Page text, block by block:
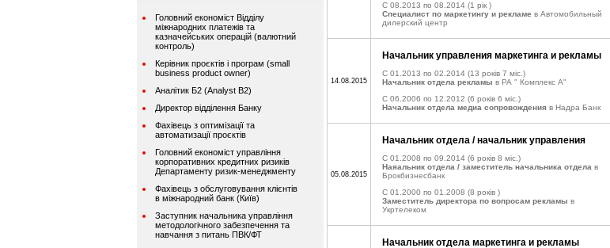
Головний економіст Відділу
міжнародних платежів та
казначейських операцій (валютний
контроль)
Керівник проєктів і програм (small
business product owner)
Аналітик Б2 (Analyst B2)
Директор відділення Банку
Фахівець з оптимізації та
автоматизації проєктів
Головний економіст управління
корпоративних кредитних ризиків
Департаменту ризик-менеджменту
Фахівець з обслуговування клієнтів
в міжнародний банк (Київ)
Заступник начальника управління
методологічного забезпечення та
навчання з питань ПВК/ФТ
C 08.2013 по 08.2014 (1 рік )
Специалист по маркетингу и рекламе в Автомобильный
дилерский центр
14.08.2015
Начальник управления маркетинга и рекламы
C 01.2013 по 02.2014 (13 років 7 міс.)
Начальник отдела рекламы в РА " Комплекс А"
C 06.2006 по 12.2012 (6 років 6 міс.)
Начальник отдела медиа сопровождения в Надра Банк
05.08.2015
Начальник отдела / начальник управления
C 01.2008 по 09.2014 (6 років 8 міс.)
Наяальник отдела / заместитель начальника отдела в
Брокбизнесбанк
C 01.2000 по 01.2008 (8 років )
Заместитель директора по вопросам рекламы в
Укртелеком
Начальник отдела маркетинга и рекламы